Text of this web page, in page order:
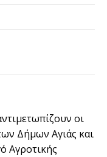
οι
Δήμων Αγιάς και
Αγροτικής